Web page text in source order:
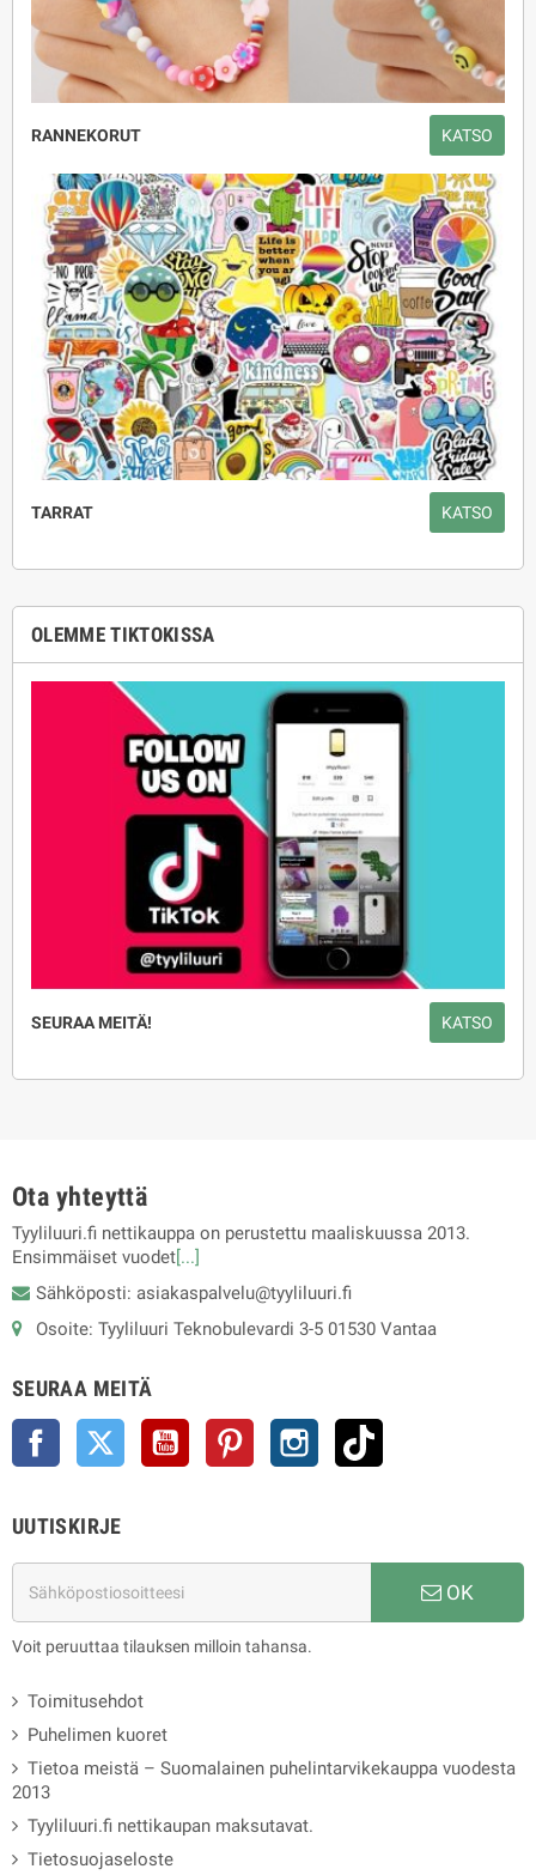
RANNEKORUT KATSO
TARRAT KATSO
OLEMME TIKTOKISSA
SEURAA MEITÄ! KATSO
Ota yhteyttä
Tyyliluuri.fi nettikauppa on perustettu maaliskuussa 2013.
Ensimmäiset vuodet [...]
Sähköposti: asiakaspalvelu@tyyliluuri.fi
Osoite: Tyyliluuri Teknobulevardi 3-5 01530 Vantaa
SEURAA MEITÄ
Facebook Twitter YouTube Pinterest Instagram
UUTISKIRJE
OK
Voit peruuttaa tilauksen milloin tahansa.
Toimitusehdot
Puhelimen kuoret
Tietoa meistä – Suomalainen puhelintarvikekauppa vuodesta
2013
Tyyliluuri.fi nettikaupan maksutavat.
Tietosuojaseloste